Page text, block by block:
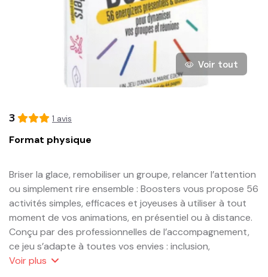
Voir tout
3 1 avis
Format physique
Briser la glace, remobiliser un groupe, relancer l’attention
ou simplement rire ensemble : Boosters vous propose 56
activités simples, efficaces et joyeuses à utiliser à tout
moment de vos animations, en présentiel ou à distance.
Conçu par des professionnelles de l’accompagnement,
ce jeu s’adapte à toutes vos envies : inclusion,
dynamisation, cohésion, clôture, tous les temps forts
Voirplus